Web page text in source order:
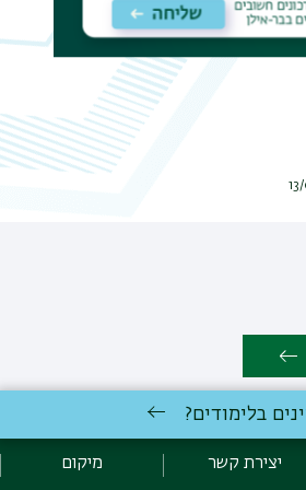
ללימודי אסיה, הפקולטה למדעי הרוח ,
בלימודים?
יצירת קשר מיקום